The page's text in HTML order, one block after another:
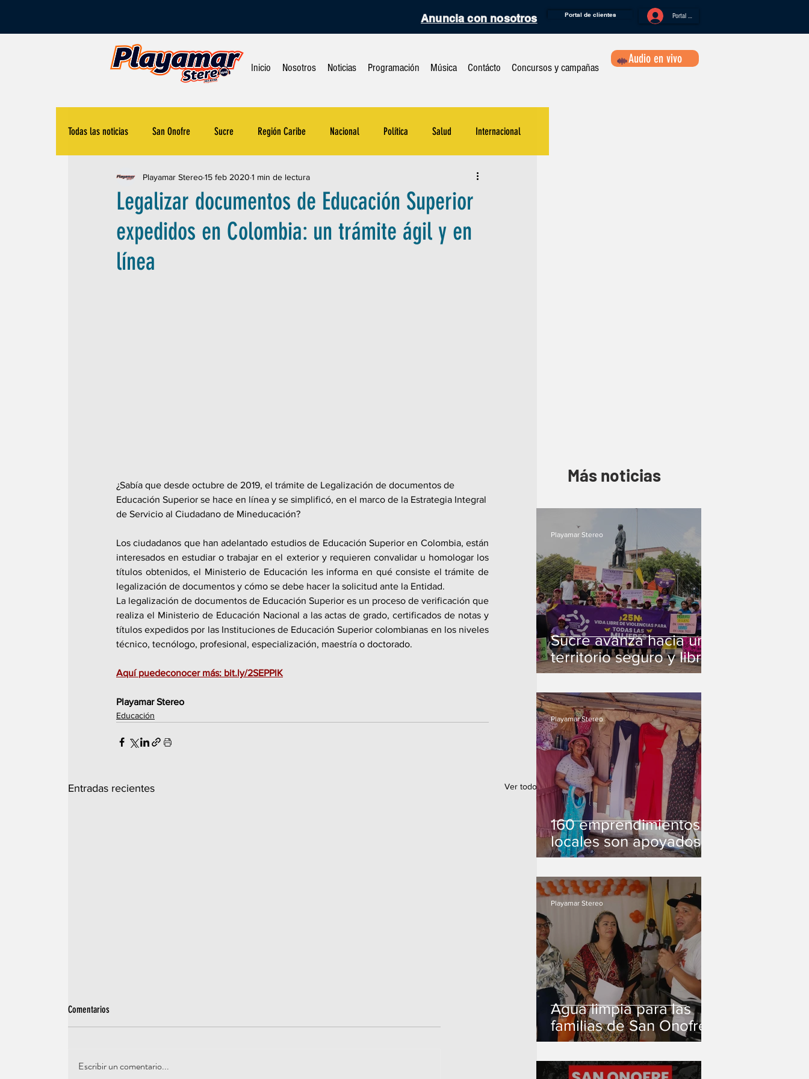
Anuncia con nosotros Portal de clientes Portal Oyentes
Inicio Nosotros Noticias Programación Música Contácto Concursos y campañas
Audio en vivo
Todas las noticias San Onofre Sucre Región Caribe Nacional Política Salud Internacional
Educación Cultura Medio Ambiente Tecnología Virales
Judicial Concursos
Legalizar documentos de Educación Superior
expedidos en Colombia: un trámite ágil y en
línea
Playamar Stereo15 feb 2020 1 min de lectura
¿Sabía que desde octubre de 2019, el trámite de Legalización de documentos de
Educación Superior se hace en línea y se simplificó, en el marco de la Estrategia Integral
de Servicio al Ciudadano de Mineducación?
Los ciudadanos que han adelantado estudios de Educación Superior en Colombia, están
interesados en estudiar o trabajar en el exterior y requieren convalidar u homologar los
títulos obtenidos, el Ministerio de Educación les informa en qué consiste el trámite de
legalización de documentos y cómo se debe hacer la solicitud ante la Entidad.
La legalización de documentos de Educación Superior es un proceso de verificación que
realiza el Ministerio de Educación Nacional a las actas de grado, certificados de notas y
títulos expedidos por las Instituciones de Educación Superior colombianas en los niveles
técnico, tecnólogo, profesional, especialización, maestría o doctorado.
Aquí puedeconocer más: bit.ly/2SEPPlK
Playamar Stereo
Educación
Entradas recientes Ver todo
Comentarios
Escribir un comentario...
Más noticias
Sucre avanza hacia un
territorio seguro y libre
de violencias de
género
Playamar Stereo
160 emprendimientos
locales son apoyados
con capital semilla
Playamar Stereo
Agua limpia para las
familias de San Onofre
Playamar Stereo